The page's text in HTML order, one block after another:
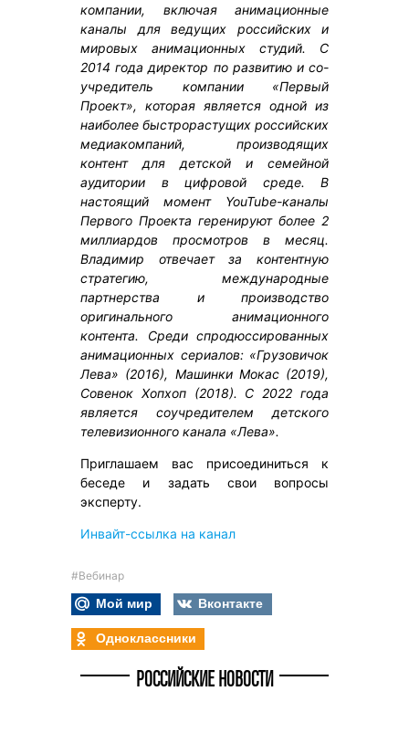
компании, включая анимационные
каналы для ведущих российских и
мировых анимационных студий. С
2014 года директор по развитию и со-
учредитель компании «Первый
Проект», которая является одной из
наиболее быстрорастущих российских
медиакомпаний, производящих
контент для детской и семейной
аудитории в цифровой среде. В
настоящий момент YouTube-каналы
Первого Проекта геренируют более 2
миллиардов просмотров в месяц.
Владимир отвечает за контентную
стратегию, международные
партнерства и производство
оригинального анимационного
контента. Среди спродюссированных
анимационных сериалов: «Грузовичок
Лева» (2016), Машинки Мокас (2019),
Совенок Хопхоп (2018). С 2022 года
является соучредителем детского
телевизионного канала «Лева».
Приглашаем вас присоединиться к
беседе и задать свои вопросы
эксперту.
Инвайт-ссылка на канал
#Вебинар
Мой мир
Вконтакте
Одноклассники
РОССИЙСКИЕ НОВОСТИ